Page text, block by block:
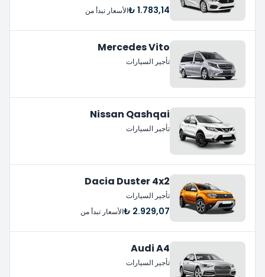
1.783,14 ₺ الأسعار تبدأ من
Mercedes Vito
تأجير السيارات
Nissan Qashqai
تأجير السيارات
Dacia Duster 4x2
تأجير السيارات
2.929,07 ₺ الأسعار تبدأ من
Audi A4
تأجير السيارات